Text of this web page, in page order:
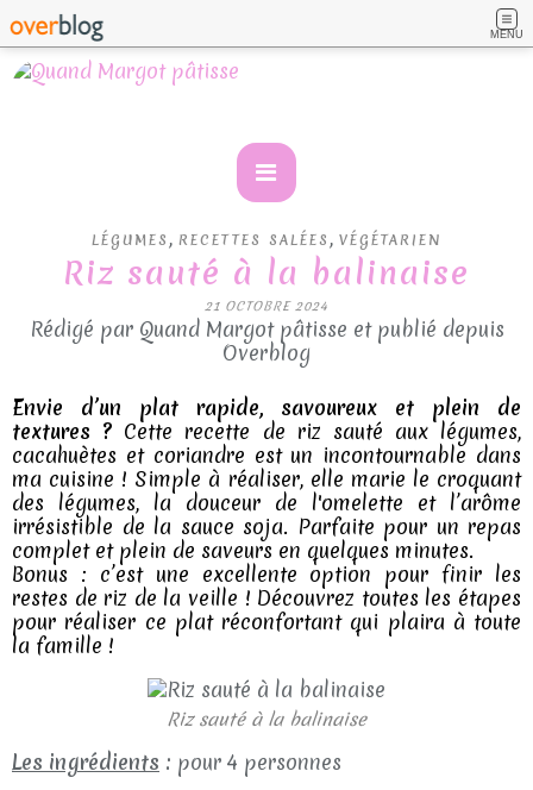
MENU
LÉGUMES , RECETTES SALÉES , VÉGÉTARIEN
Riz sauté à la balinaise
21 OCTOBRE 2024
Rédigé par Quand Margot pâtisse et publié depuis
Overblog
Envie d’un plat rapide, savoureux et plein de
textures ? Cette recette de riz sauté aux légumes,
cacahuètes et coriandre est un incontournable dans
ma cuisine ! Simple à réaliser, elle marie le croquant
des légumes, la douceur de l'omelette et l’arôme
irrésistible de la sauce soja. Parfaite pour un repas
complet et plein de saveurs en quelques minutes.
Bonus : c’est une excellente option pour finir les
restes de riz de la veille ! Découvrez toutes les étapes
pour réaliser ce plat réconfortant qui plaira à toute
la famille !
Riz sauté à la balinaise
Les ingrédients : pour 4 personnes